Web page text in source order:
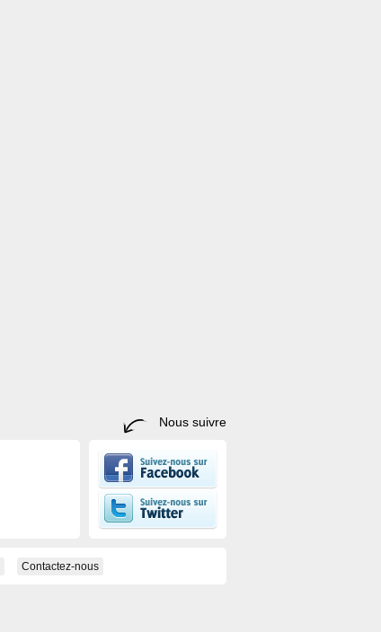
Nous suivre
Contactez-nous